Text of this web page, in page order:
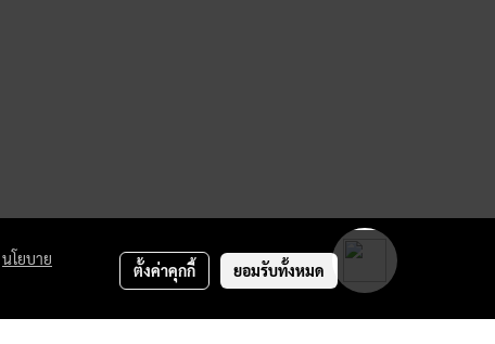
นโยบาย
ตั้งค่าคุกกี้ ยอมรับทั้งหมด